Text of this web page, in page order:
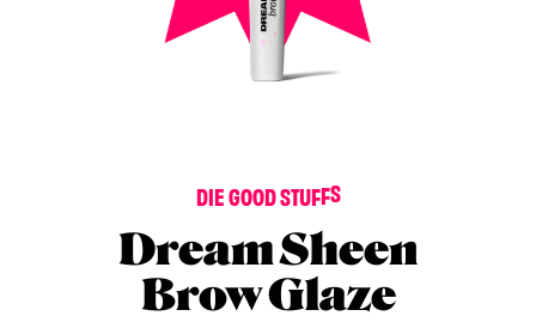
DIEGOODSTUFFS
Dream Sheen
Brow Glaze